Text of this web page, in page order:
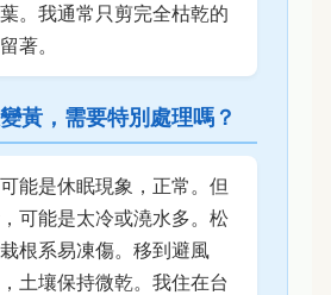
。我通常只剪完全枯乾的
著。
黃，需要特別處理嗎？
能是休眠現象，正常。但
可能是太冷或澆水多。松
根系易凍傷。移到避風
土壤保持微乾。我住在台